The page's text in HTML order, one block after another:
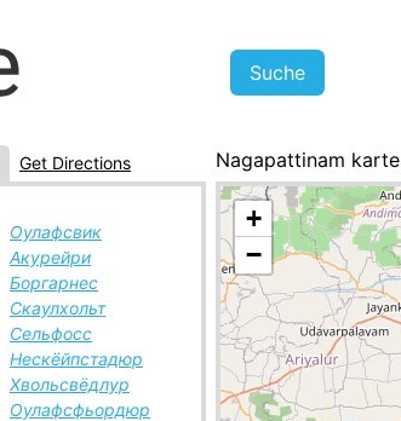
Get Directions
Оулафсвик
Акурейри
Боргарнес
Скаулхольт
Сельфосс
Нескёйпстадюр
Хвольсвёдлур
Оулафсфьордюр
Nagapattinam karte
Indien, Städte-Liste
+
−